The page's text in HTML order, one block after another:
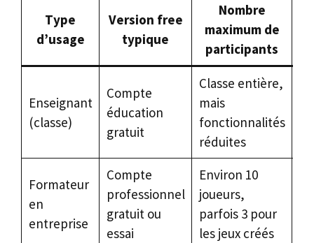
Type
d’usage
Version free
typique
Nombre
maximum de
participants
Enseignant
(classe)
Compte
éducation
gratuit
Classe entière,
mais
fonctionnalités
réduites
Formateur
en
entreprise
Compte
professionnel
gratuit ou
essai
Environ 10
joueurs,
parfois 3 pour
les jeux créés